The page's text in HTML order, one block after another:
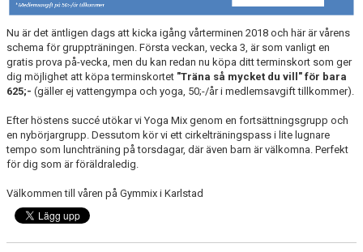
Nu är det äntligen dags att kicka igång vårterminen 2018 och här är vårens
schema för gruppträningen. Första veckan, vecka 3, är som vanligt en
gratis prova på-vecka, men du kan redan nu köpa ditt terminskort som ger
dig möjlighet att köpa terminskortet "Träna så mycket du vill" för bara
625;- (gäller ej vattengympa och yoga, 50;-/år i medlemsavgift tillkommer).
Efter höstens succé utökar vi Yoga Mix genom en fortsättningsgrupp och
en nybörjargrupp. Dessutom kör vi ett cirkelträningspass i lite lugnare
tempo som lunchträning på torsdagar, där även barn är välkomna. Perfekt
för dig som är föräldraledig.
Välkommen till våren på Gymmix i Karlstad